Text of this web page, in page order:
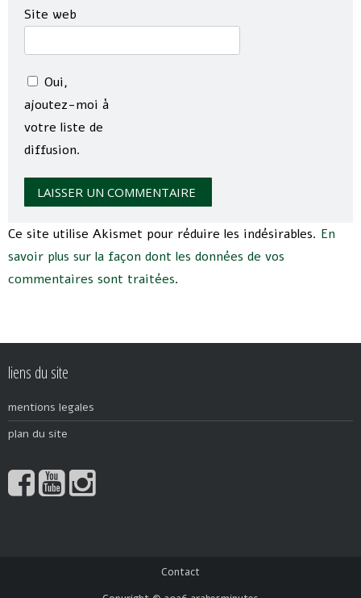
Site web
Oui,
ajoutez-moi à
votre liste de
diffusion.
Ce site utilise Akismet pour réduire les indésirables. En
savoir plus sur la façon dont les données de vos
commentaires sont traitées.
liens du site
mentions legales
plan du site
Contact